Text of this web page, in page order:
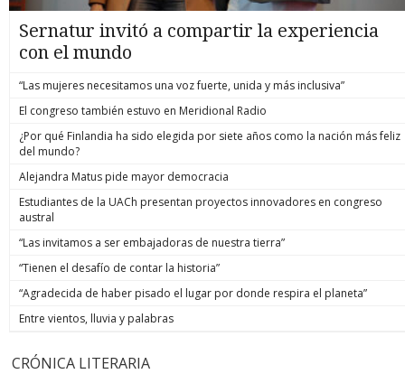
Sernatur invitó a compartir la experiencia
con el mundo
“Las mujeres necesitamos una voz fuerte, unida y más inclusiva”
El congreso también estuvo en Meridional Radio
¿Por qué Finlandia ha sido elegida por siete años como la nación más feliz
del mundo?
Alejandra Matus pide mayor democracia
Estudiantes de la UACh presentan proyectos innovadores en congreso
austral
“Las invitamos a ser embajadoras de nuestra tierra”
“Tienen el desafío de contar la historia”
“Agradecida de haber pisado el lugar por donde respira el planeta”
Entre vientos, lluvia y palabras
CRÓNICA LITERARIA